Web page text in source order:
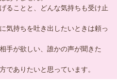
ることと、どんな気持ちも受け止
気持ちを吐き出したいときは頼っ
手が欲しい、誰かの声が聞きた
でありたいと思っています。